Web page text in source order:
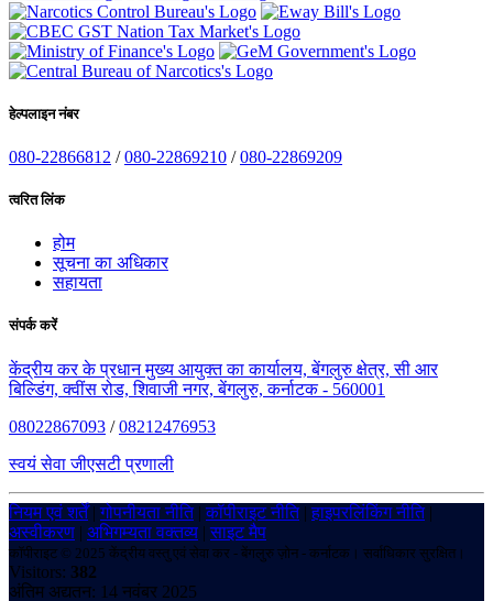
हेल्पलाइन नंबर
080-22866812 /080-22869210 /080-22869209
त्वरित लिंक
होम
सूचना का अधिकार
सहायता
संपर्क करें
केंद्रीय कर के प्रधान मुख्य आयुक्त का कार्यालय, बेंगलुरु क्षेत्र, सी आर
बिल्डिंग, क्वींस रोड, शिवाजी नगर, बेंगलुरु, कर्नाटक - 560001
08022867093 /08212476953
स्वयं सेवा जीएसटी प्रणाली
नियम एवं शर्तें|गोपनीयता नीति|कॉपीराइट नीति|हाइपरलिंकिंग नीति|
अस्वीकरण | अभिगम्यता वक्तव्य |साइट मैप
कॉपीराइट © 2025 केंद्रीय वस्तु एवं सेवा कर - बेंगलुरु ज़ोन - कर्नाटक। सर्वाधिकार सुरक्षित।
Visitors: 382
अंतिम अद्यतन: 14 नवंबर 2025